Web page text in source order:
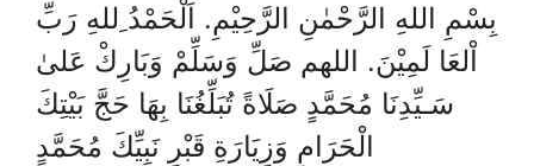
بِسْمِ اللهِ الرَّحْمٰنِ الرَّحِيْمِ. اَلْحَمْدُ ِللهِ رَبِّ
اْلعَا لَمِيْنَ. اللهم صَلِّ وَسَلِّمْ وَبَارِكْ عَلىٰ
سَـيِّدِنَا مُحَمَّدٍ صَلَاةً تُبَلِّغُنَا بِهَا حَجَّ بَيْتِكَ
الْحَرَامِ وَزِيَارَةِ قَبْرِ نَبِيِّكَ مُحَمَّدٍ